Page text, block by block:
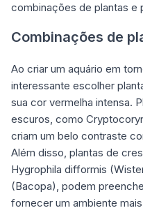
combinações de plantas e
Combinações de
Ao criar um aquário em
interessante escolher
sua cor vermelha intensa.
escuros, como
criam um belo contraste
Além disso, plantas de
Hygrophila difformis
(Bacopa), podem
fornecer um ambiente